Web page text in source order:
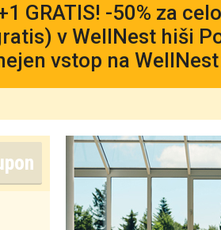
GRATIS! -50% za
v WellNest hiši
vstop na